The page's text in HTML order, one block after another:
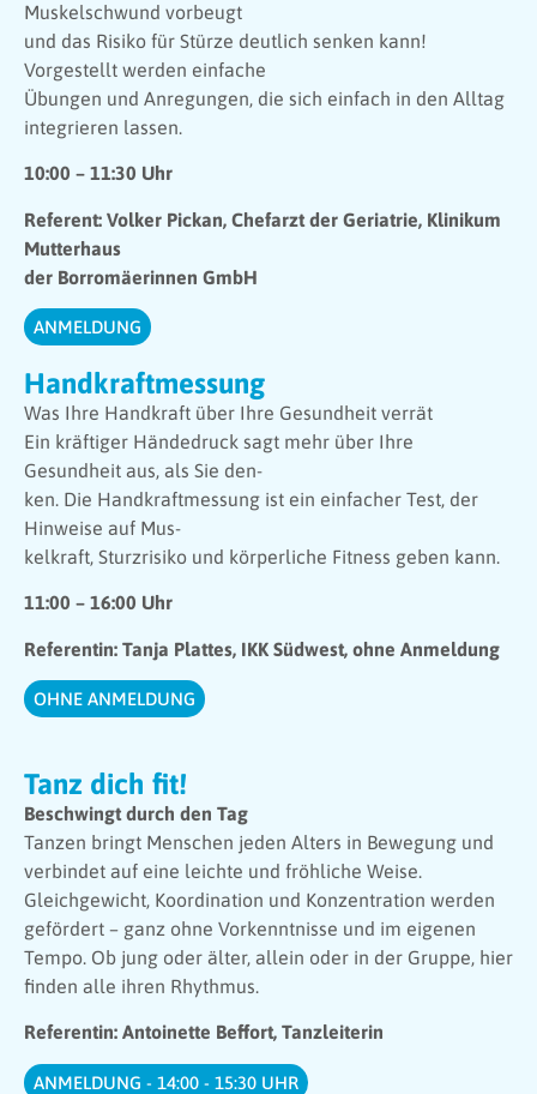
Muskelschwund vorbeugt
und das Risiko für Stürze deutlich senken kann!
Vorgestellt werden einfache
Übungen und Anregungen, die sich einfach in den Alltag
integrieren lassen.
10:00 – 11:30 Uhr
Referent: Volker Pickan, Chefarzt der Geriatrie, Klinikum
Mutterhaus
der Borromäerinnen GmbH
ANMELDUNG
Handkraftmessung
Was Ihre Handkraft über Ihre Gesundheit verrät
Ein kräftiger Händedruck sagt mehr über Ihre
Gesundheit aus, als Sie den-
ken. Die Handkraftmessung ist ein einfacher Test, der
Hinweise auf Mus-
kelkraft, Sturzrisiko und körperliche Fitness geben kann.
11:00 – 16:00 Uhr
Referentin: Tanja Plattes, IKK Südwest, ohne Anmeldung
OHNE ANMELDUNG
Tanz dich fit!
Beschwingt durch den Tag
Tanzen bringt Menschen jeden Alters in Bewegung und
verbindet auf eine leichte und fröhliche Weise.
Gleichgewicht, Koordination und Konzentration werden
gefördert – ganz ohne Vorkenntnisse und im eigenen
Tempo. Ob jung oder älter, allein oder in der Gruppe, hier
finden alle ihren Rhythmus.
Referentin: Antoinette Beffort, Tanzleiterin
ANMELDUNG - 14:00 - 15:30 UHR